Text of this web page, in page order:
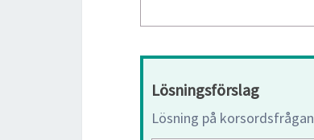
Lösningsförslag
Lösning på korsordsfrågan